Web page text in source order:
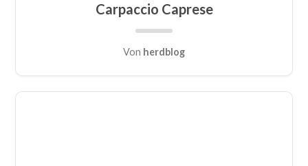
Carpaccio Caprese
Von herdblog